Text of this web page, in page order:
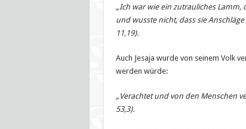
„Ich war wie ein zutrauliches
und wusste nicht, dass sie
11,19).
Auch Jesaja wurde von seinem Volk
werden würde:
„Verachtet und von den Menschen
53,3).